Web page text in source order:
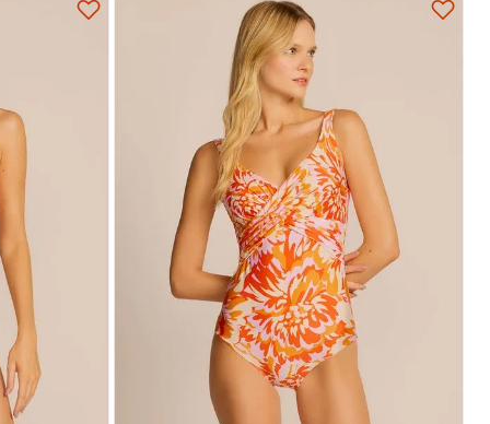
M G GG
Adicionar na sacola